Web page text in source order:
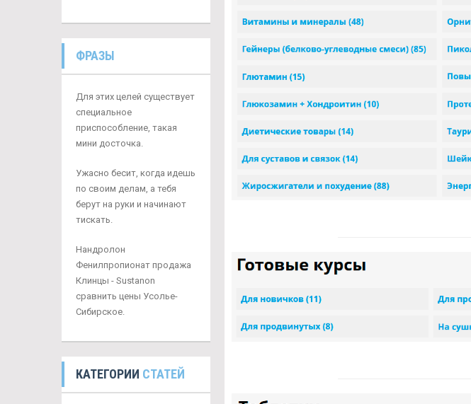
ФРАЗЫ
Для этих целей существует
специальное
приспособление, такая
мини досточка.
Ужасно бесит, когда идешь
по своим делам, а тебя
берут на руки и начинают
тискать.
Нандролон
Фенилпропионат продажа
Клинцы - Sustanon
сравнить цены Усолье-
Сибирское.
КАТЕГОРИИ СТАТЕЙ